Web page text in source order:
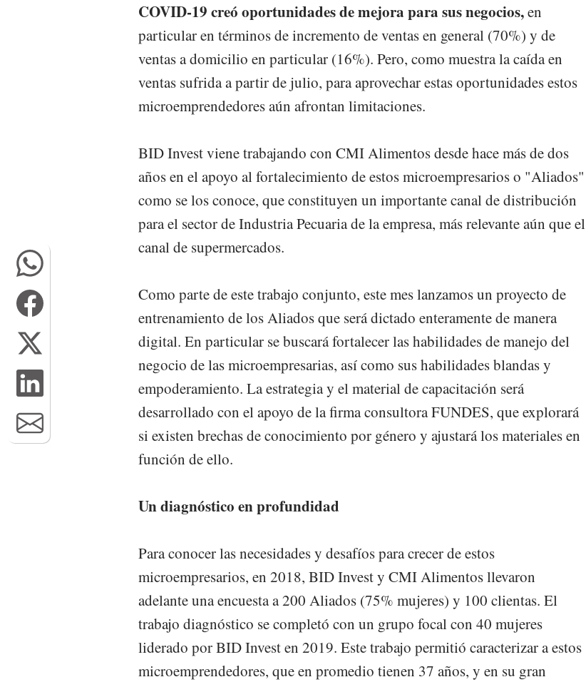
COVID-19 creó oportunidades de mejora para sus negocios,en
particular en términos de incremento de ventas en general (70%) y de
ventas a domicilio en particular (16%). Pero, como muestra la caída en
ventas sufrida a partir de julio, para aprovechar estas oportunidades estos
microemprendedores aún afrontan limitaciones.
BID Invest viene trabajando con CMI Alimentos desde hace más de dos
años en el apoyo al fortalecimiento de estos microempresarios o "Aliados"
como se los conoce, que constituyen un importante canal de distribución
para el sector de Industria Pecuaria de la empresa, más relevante aún que el
canal de supermercados.
Como parte de este trabajo conjunto, este mes lanzamos un proyecto de
entrenamiento de los Aliados que será dictado enteramente de manera
digital. En particular se buscará fortalecer las habilidades de manejo del
negocio de las microempresarias, así como sus habilidades blandas y
empoderamiento. La estrategia y el material de capacitación será
desarrollado con el apoyo de la firma consultora FUNDES, que explorará
si existen brechas de conocimiento por género y ajustará los materiales en
función de ello.
Un diagnóstico en profundidad
Para conocer las necesidades y desafíos para crecer de estos
microempresarios, en 2018, BID Invest y CMI Alimentos llevaron
adelante una encuesta a 200 Aliados (75% mujeres) y 100 clientas. El
trabajo diagnóstico se completó con un grupo focal con 40 mujeres
liderado por BID Invest en 2019. Este trabajo permitió caracterizar a estos
microemprendedores, que en promedio tienen 37 años, y en su gran